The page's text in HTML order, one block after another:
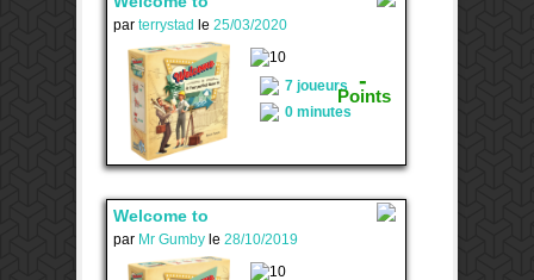
par terrystad le 25/03/2020
-
Points
7 joueurs
0 minutes
Welcome to
par Mr Gumby le 28/10/2019